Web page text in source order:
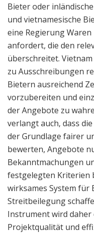
Bieter oder
und vietnamesische
eine Regierung
anfordert, die den
überschreitet.
zu Ausschreibungen
Bietern ausreichend
vorzubereiten und
der Angebote zu
verlangt auch, dass
der Grundlage fairer
bewerten, Angebote
Bekanntmachungen
festgelegten Kriterien
wirksames System für
Streitbeilegung
Instrument wird
Projektqualität und